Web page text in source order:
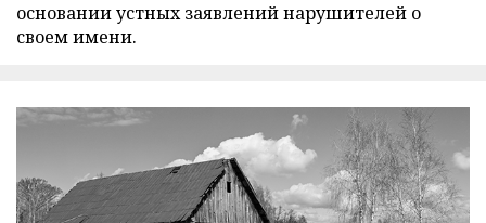
основании устных заявлений нарушителей о
своем имени.